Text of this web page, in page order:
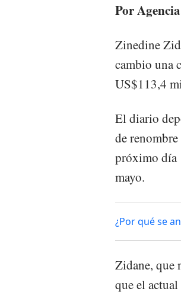
Por
Zinedine
cambio una
US$113,4
El diario
de
próximo día
mayo.
¿Por qué se
Zidane, que
que el